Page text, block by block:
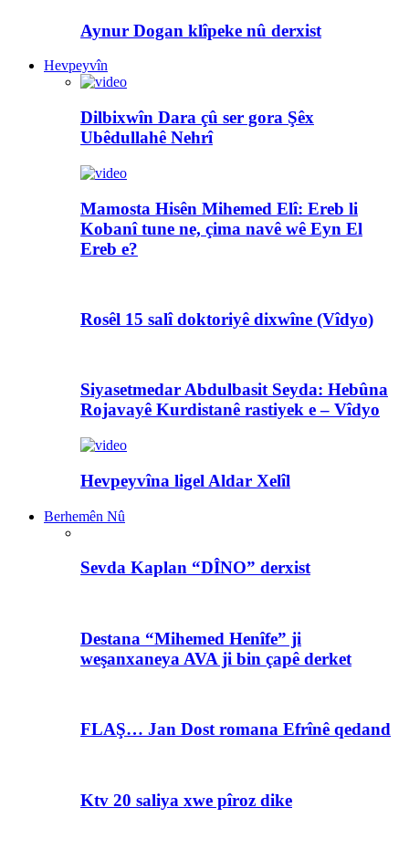
Aynur Dogan klîpeke nû derxist
Hevpeyvîn
Dilbixwîn Dara çû ser gora Şêx
Ubêdullahê Nehrî
Mamosta Hisên Mihemed Elî: Ereb li
Kobanî tune ne, çima navê wê Eyn El
Ereb e?
Rosêl 15 salî doktoriyê dixwîne (Vîdyo)
Siyasetmedar Abdulbasit Seyda: Hebûna
Rojavayê Kurdistanê rastiyek e – Vîdyo
Hevpeyvîna ligel Aldar Xelîl
Berhemên Nû
Sevda Kaplan “DÎNO” derxist
Destana “Mihemed Henîfe” ji
weşanxaneya AVA ji bin çapê derket
FLAŞ… Jan Dost romana Efrînê qedand
Ktv 20 saliya xwe pîroz dike